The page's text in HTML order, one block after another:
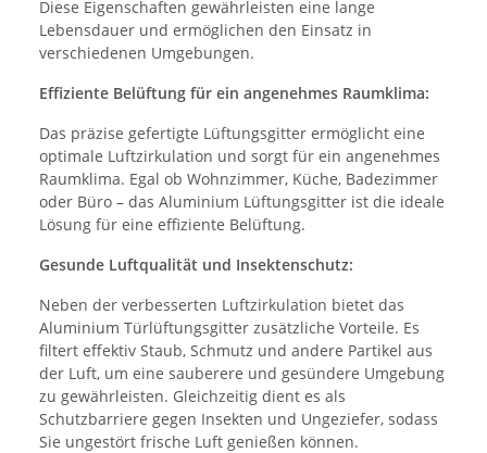
Diese Eigenschaften gewährleisten eine lange
Lebensdauer und ermöglichen den Einsatz in
verschiedenen Umgebungen.
Effiziente Belüftung für ein angenehmes Raumklima:
Das präzise gefertigte Lüftungsgitter ermöglicht eine
optimale Luftzirkulation und sorgt für ein angenehmes
Raumklima. Egal ob Wohnzimmer, Küche, Badezimmer
oder Büro – das Aluminium Lüftungsgitter ist die ideale
Lösung für eine effiziente Belüftung.
Gesunde Luftqualität und Insektenschutz:
Neben der verbesserten Luftzirkulation bietet das
Aluminium Türlüftungsgitter zusätzliche Vorteile. Es
filtert effektiv Staub, Schmutz und andere Partikel aus
der Luft, um eine sauberere und gesündere Umgebung
zu gewährleisten. Gleichzeitig dient es als
Schutzbarriere gegen Insekten und Ungeziefer, sodass
Sie ungestört frische Luft genießen können.